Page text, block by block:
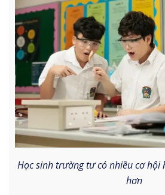
Học sinh trường tư có nhiều cơ hội
hơn